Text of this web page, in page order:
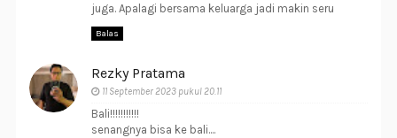
juga. Apalagi bersama keluarga jadi makin seru
Balas
Rezky Pratama
11 September 2023 pukul 20.11
Bali!!!!!!!!!!!
senangnya bisa ke bali....